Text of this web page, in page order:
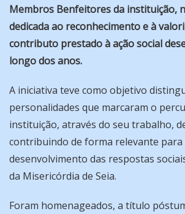
Membros Benfeitores da instituição,
dedicada ao reconhecimento e à
contributo prestado à ação social
longo dos anos.
A iniciativa teve como objetivo
personalidades que marcaram o
instituição, através do seu trabalho,
contribuindo de forma relevante para
desenvolvimento das respostas
da Misericórdia de Seia.
Foram homenageados, a título